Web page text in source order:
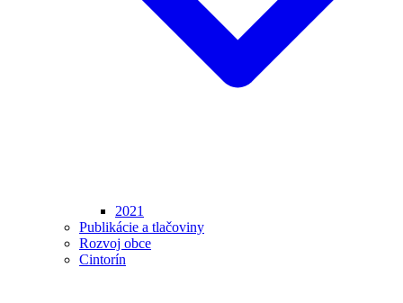
2021
Publikácie a tlačoviny
Rozvoj obce
Cintorín